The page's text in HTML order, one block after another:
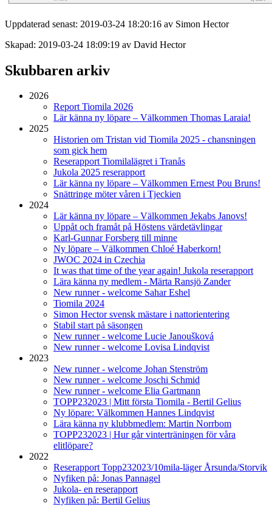
Uppdaterad senast: 2019-03-24 18:20:16 av Simon Hector
Skapad: 2019-03-24 18:09:19 av David Hector
Skubbaren arkiv
2026
Report Tiomila 2026
Lär känna ny löpare – Välkommen Thomas Laraia!
2025
Historien om Tristan vid Tiomila 2025 - chansningen
som gick hem
Reserapport Tiomilalägret i Tranås
Jukola 2025 reserapport
Lär känna ny löpare – Välkommen Ernest Pou Bruns!
Snättringe möter våren i Tjeckien
2024
Lär känna ny löpare – Välkommen Jekabs Janovs!
Uppåt och framåt på Höstens värdetävlingar
Karl-Gunnar Forsberg till minne
Ny löpare – Välkommen Chloé Haberkorn!
JWOC 2024 in Czechia
It was that time of the year again! Jukola reserapport
Lära känna ny medlem - Märta Ransjö Zander
New runner - welcome Sahar Eshel
Tiomila 2024
Simon Hector svensk mästare i nattorientering
Stabil start på säsongen
New runner - welcome Lucie Janoušková
New runner - welcome Lovisa Lindqvist
2023
New runner - welcome Johan Stenström
New runner - welcome Joschi Schmid
New runner - welcome Elia Gartmann
TOPP232023 | Mitt första Tiomila - Bertil Gelius
Ny löpare: Välkommen Hannes Lindqvist
Lära känna ny klubbmedlem: Martin Norrbom
TOPP232023 | Hur går vinterträningen för våra
elitlöpare?
2022
Reserapport Topp232023/10mila-läger Årsunda/Storvik
Nyfiken på: Jonas Pannagel
Jukola- en reserapport
Nyfiken på: Bertil Gelius